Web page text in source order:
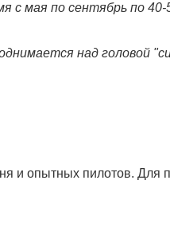
с мая по сентябрь по
над головой
и опытных пилотов.